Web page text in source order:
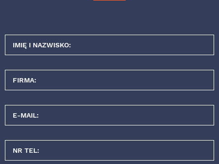
IMIĘ I NAZWISKO:
FIRMA:
E-MAIL:
NR TEL: